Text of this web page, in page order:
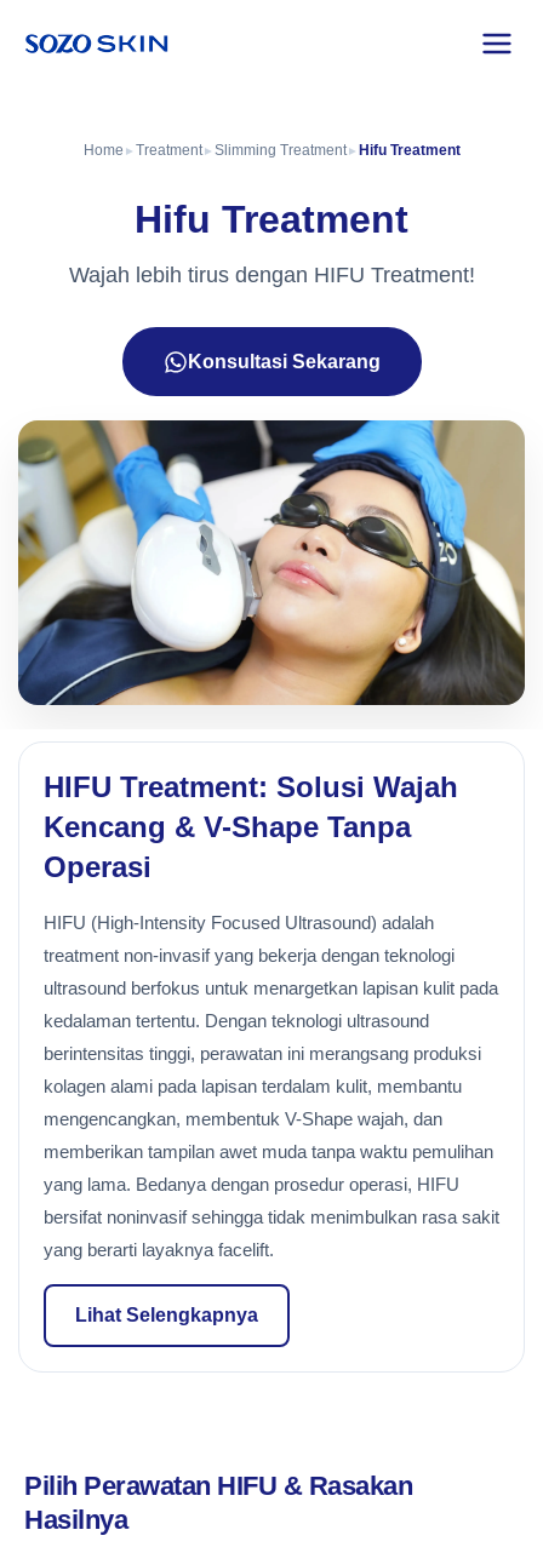
Home ► Treatment► Slimming Treatment► Hifu Treatment
Hifu Treatment
Wajah lebih tirus dengan HIFU Treatment!
Konsultasi Sekarang
HIFU Treatment: Solusi Wajah
Kencang & V-Shape Tanpa
Operasi
HIFU (High-Intensity Focused Ultrasound) adalah
treatment non-invasif yang bekerja dengan teknologi
ultrasound berfokus untuk menargetkan lapisan kulit pada
kedalaman tertentu. Dengan teknologi ultrasound
berintensitas tinggi, perawatan ini merangsang produksi
kolagen alami pada lapisan terdalam kulit, membantu
mengencangkan, membentuk V-Shape wajah, dan
memberikan tampilan awet muda tanpa waktu pemulihan
yang lama. Bedanya dengan prosedur operasi, HIFU
bersifat noninvasif sehingga tidak menimbulkan rasa sakit
yang berarti layaknya facelift.
Lihat Selengkapnya
Pilih Perawatan HIFU & Rasakan
Hasilnya